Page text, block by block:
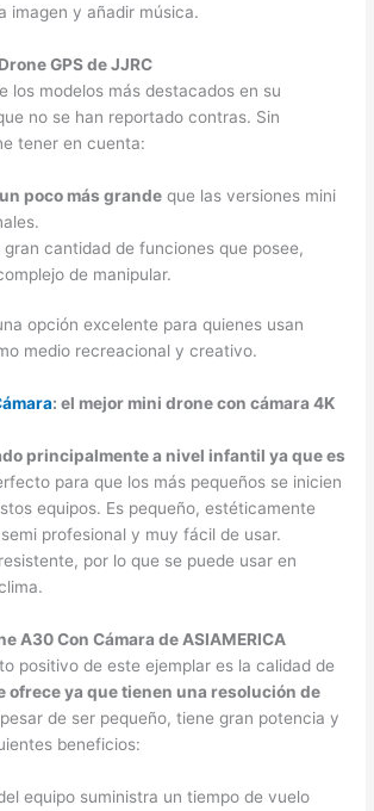
imagen y añadir música.
GPS de JJRC
los modelos más destacados en su
no se han reportado contras. Sin
tener en cuenta:
poco más grande que las versiones mini
gran cantidad de funciones que posee,
de manipular.
opción excelente para quienes usan
medio recreacional y creativo.
: el mejor mini drone con cámara 4K
principalmente a nivel infantil ya que es
para que los más pequeños se inicien
equipos. Es pequeño, estéticamente
profesional y muy fácil de usar.
por lo que se puede usar en
A30 Con Cámara de ASIAMERICA
positivo de este ejemplar es la calidad de
ofrece ya que tienen una resolución de
de ser pequeño, tiene gran potencia y
beneficios:
equipo suministra un tiempo de vuelo